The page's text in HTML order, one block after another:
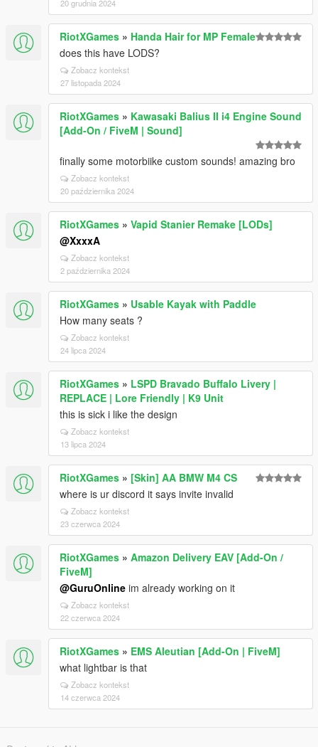
20 grudnia 2024
RiotXGames » Handa Hair for MP Female
does this have LODS?
Zobacz kontekst
27 listopada 2024
RiotXGames » Kawasaki Balius II i4 Engine Sound
[Add-On / FiveM | Sound]
finally some motorbiike custom sounds! amazing bro
Zobacz kontekst
20 października 2024
RiotXGames » Vapid Stanier Remake [LODs]
@XxxxA
Zobacz kontekst
2 października 2024
RiotXGames » Usable Kayak with Paddle
How many seats ?
Zobacz kontekst
24 lipca 2024
RiotXGames » LSPD Bravado Buffalo Livery |
REPLACE | Lore Friendly | K9 Unit
this is sick i like the design
Zobacz kontekst
13 lipca 2024
RiotXGames » [Skin] AA BMW M4 CS
where is ur discord it says invite invalid
Zobacz kontekst
23 czerwca 2024
RiotXGames » Amazon Delivery EAV [Add-On /
FiveM]
@GuruOnline im already working on it
Zobacz kontekst
22 czerwca 2024
RiotXGames » EMS Aleutian [Add-On | FiveM]
what lightbar is that
Zobacz kontekst
14 czerwca 2024